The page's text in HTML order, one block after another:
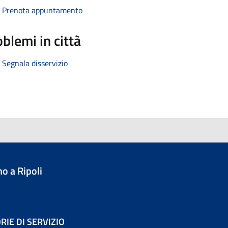
Prenota appuntamento
in città
Segnala disservizio
a Ripoli
DI SERVIZIO